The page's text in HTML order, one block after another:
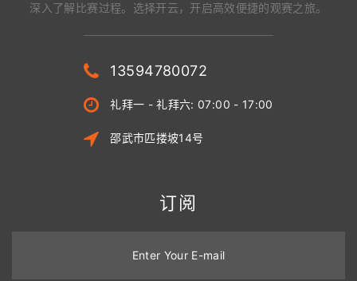
深入了解比赛过程。选择开云，开启高效便捷的观赛之旅。
13594780072
礼拜一 - 礼拜六: 07:00 - 17:00
邵武市匹搂坡14号
订阅
Enter Your E-mail